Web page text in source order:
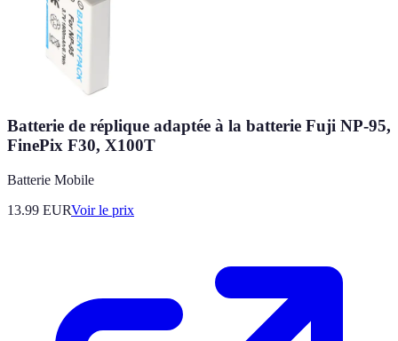
Batterie de réplique adaptée à la batterie Fuji NP-95,
FinePix F30, X100T
Batterie Mobile
13.99 EURVoir le prix